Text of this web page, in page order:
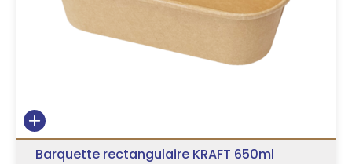
Barquette rectangulaire KRAFT 650ml